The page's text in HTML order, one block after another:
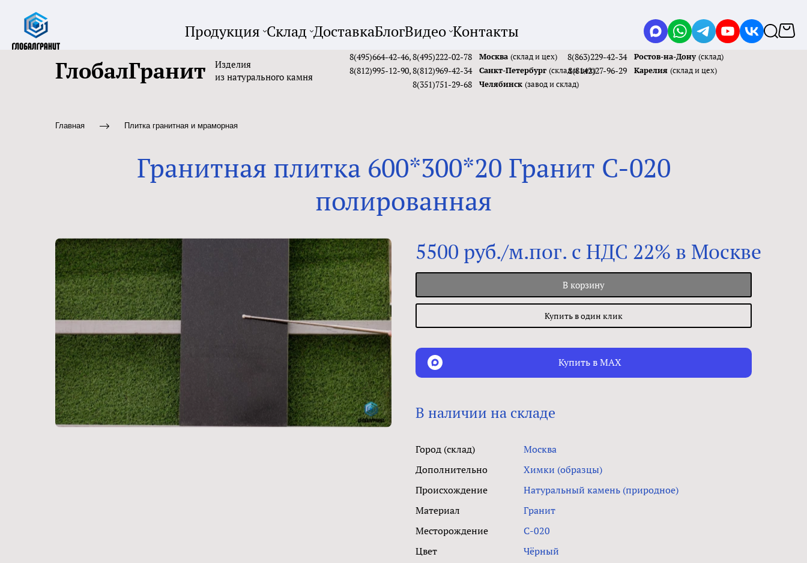
Продукция Склад ДоставкаБлогВидео Контакты
ГлобалГранит
Изделия
из натурального камня
8(495)664-42-46,8(495)222-02-78 Москва (склад и цех)
8(812)995-12-90,8(812)969-42-34 Санкт-Петербург (склад и цех)
8(351)751-29-68 Челябинск (завод и склад)
8(863)229-42-34 Ростов-на-Дону (склад)
8(8142)27-96-29 Карелия (склад и цех)
Главная Плитка гранитная и мраморная
Гранитная плитка 600*300*20 Гранит C-020
полированная
5500 руб./м.пог. с НДС 22% в Москве
В корзину
Купить в один клик
Купить в MAX
В наличии на складе
Город (склад)
Москва
Дополнительно
Химки (образцы)
Происхождение
Натуральный камень (природное)
Материал
Гранит
Месторождение
C-020
Цвет
Чёрный